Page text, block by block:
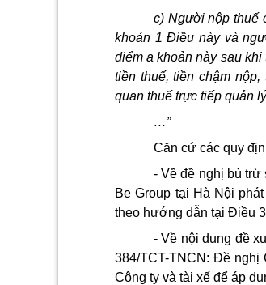
c) Người nộp thuế
khoản 1 Điều này và
điểm a khoản này sau
tiền thuế, tiền chậm
quan thuế trực tiếp quản
…”
Căn cứ các quy
- Về đề nghị bù trừ
Be Group tại Hà Nội
theo hướng dẫn tại Điều
- Về nội dung đề
384/TCT-TNCN: Đề
Công ty và tài xế để áp